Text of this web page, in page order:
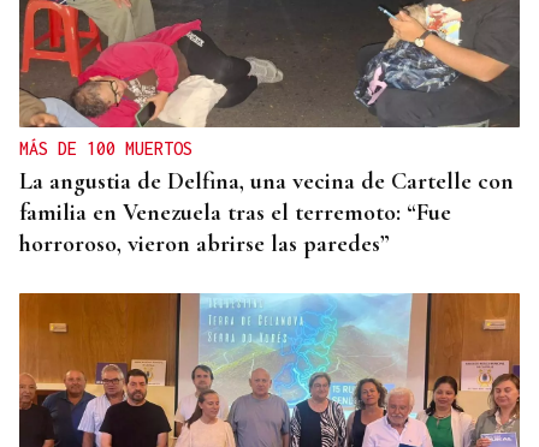
MÁS DE 100 MUERTOS
La angustia de Delfina, una vecina de Cartelle con
familia en Venezuela tras el terremoto: “Fue
horroroso, vieron abrirse las paredes”